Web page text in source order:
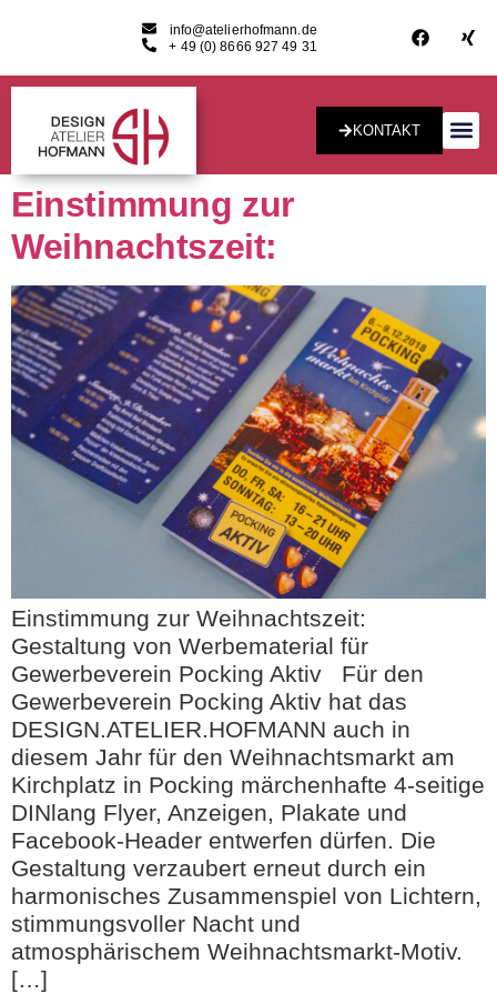
info@atelierhofmann.de
+ 49 (0) 8666 927 49 31
KONTAKT
Einstimmung zur
Weihnachtszeit:
Einstimmung zur Weihnachtszeit:
Gestaltung von Werbematerial für
Gewerbeverein Pocking Aktiv Für den
Gewerbeverein Pocking Aktiv hat das
DESIGN.ATELIER.HOFMANN auch in
diesem Jahr für den Weihnachtsmarkt am
Kirchplatz in Pocking märchenhafte 4-seitige
DINlang Flyer, Anzeigen, Plakate und
Facebook-Header entwerfen dürfen. Die
Gestaltung verzaubert erneut durch ein
harmonisches Zusammenspiel von Lichtern,
stimmungsvoller Nacht und
atmosphärischem Weihnachtsmarkt-Motiv.
[…]